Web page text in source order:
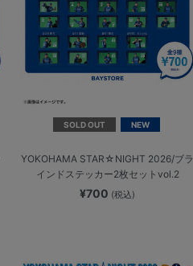
SOLD OUT NEW
YOKOHAMA STAR☆NIGHT 2026/ブラ
インドステッカー2枚セットvol.2
¥700 (税込)